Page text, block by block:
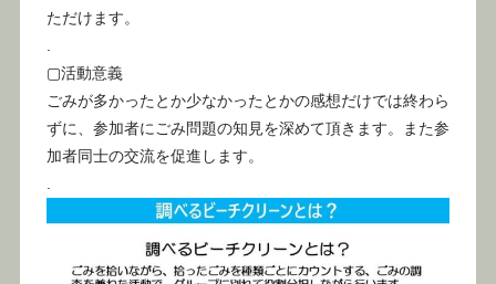
ただけます。
▢活動意義
ごみが多かったとか少なかったとかの感想だけでは終わら
ずに、参加者にごみ問題の知見を深めて頂きます。また参
加者同士の交流を促進します。